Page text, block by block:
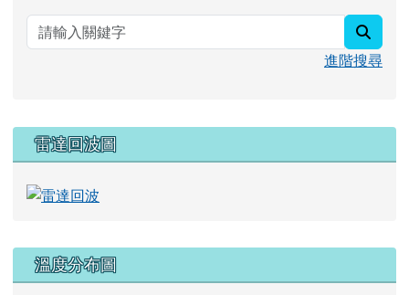
進階搜尋
雷達回波圖
溫度分布圖